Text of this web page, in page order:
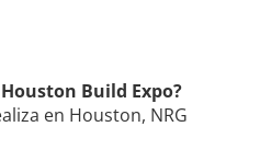
Build Expo?
en Houston, NRG